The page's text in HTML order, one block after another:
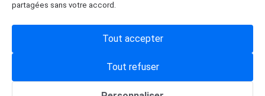
partagées sans votre accord.
Tout refuser
Tout accepter